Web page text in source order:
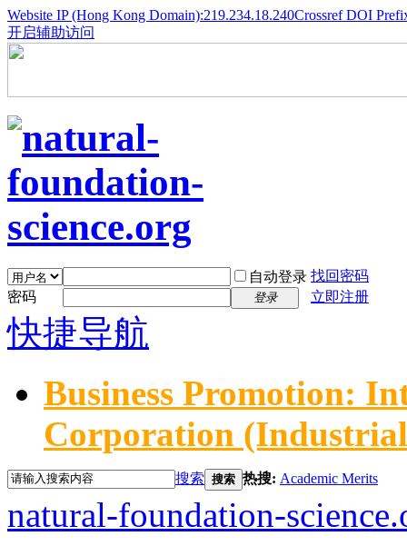
Website IP (Hong Kong Domain):219.234.18.240Crossref DOI
开启辅助访问
自动登录 找回密码
密码
登录 立即注册
快捷导航
Business Promotion:
Corporation
搜索 搜索 热搜: Academic Merits
natural-foundation-